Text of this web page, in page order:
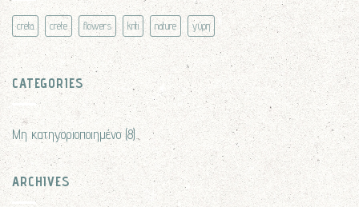
σημάδια
από
σπυράκια.
creta crete flowers kriti nature γύρη
CATEGORIES
Μη κατηγοριοποιημένο(8)
ARCHIVES